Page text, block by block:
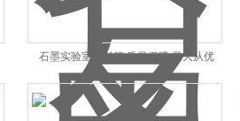
石墨实验室耗材管 质量保障 量大从优